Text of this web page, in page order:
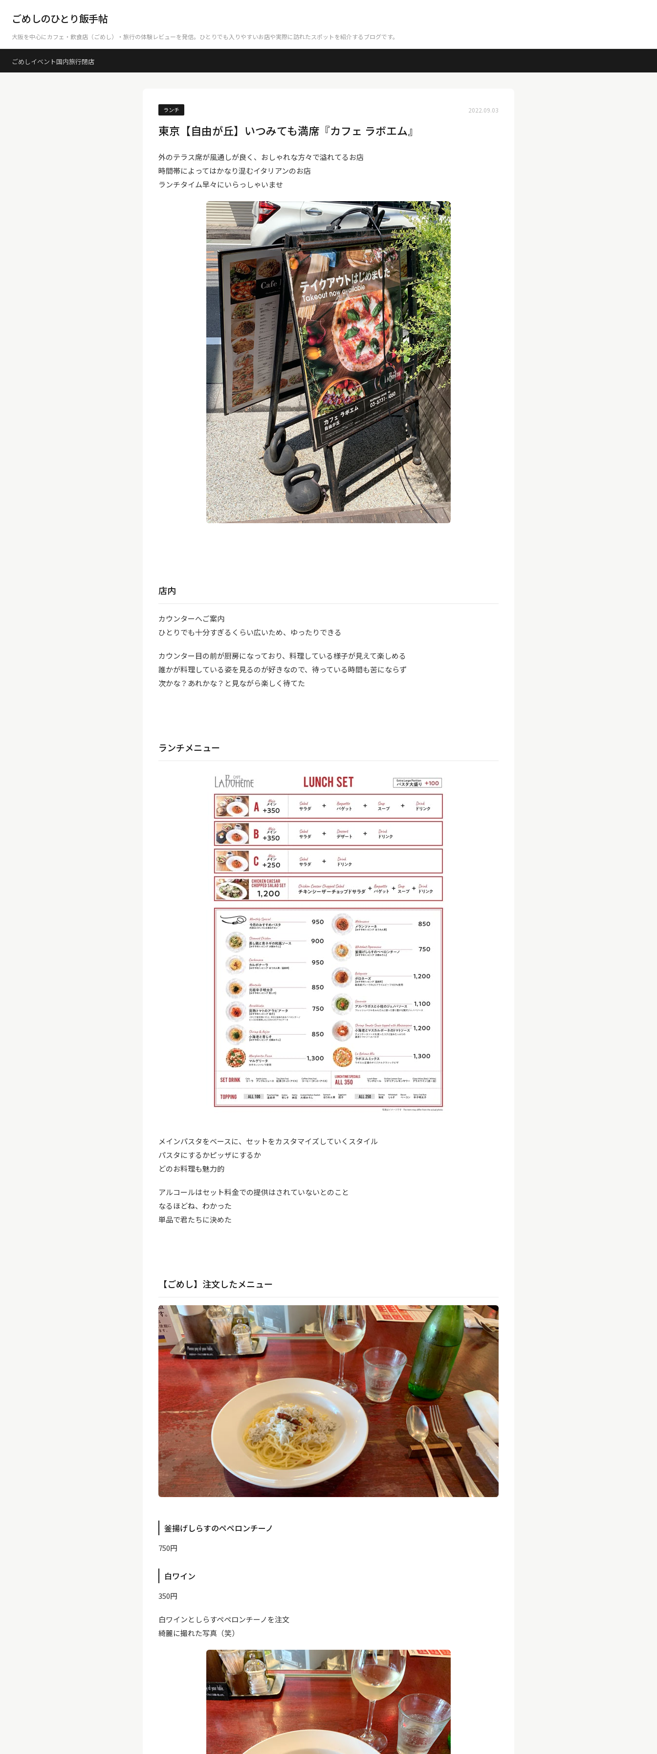
ごめしのひとり飯手帖
大阪を中心にカフェ・飲食店（ごめし）・旅行の体験レビューを発信。ひとりでも入りやすいお店や実際に訪れたスポットを紹介するブログです。
ごめしイベント国内旅行閉店
ランチ 2022.09.03
東京【自由が丘】いつみても満席『カフェ ラボエム』
外のテラス席が風通しが良く、おしゃれな方々で溢れてるお店
時間帯によってはかなり混むイタリアンのお店
ランチタイム早々にいらっしゃいませ
店内
カウンターへご案内
ひとりでも十分すぎるくらい広いため、ゆったりできる
カウンター目の前が厨房になっており、料理している様子が見えて楽しめる
誰かが料理している姿を見るのが好きなので、待っている時間も苦にならず
次かな？あれかな？と見ながら楽しく待てた
ランチメニュー
メインパスタをベースに、セットをカスタマイズしていくスタイル
パスタにするかピッザにするか
どのお料理も魅力的
アルコールはセット料金での提供はされていないとのこと
なるほどね、わかった
単品で君たちに決めた
【ごめし】注文したメニュー
釜揚げしらすのペペロンチーノ
750円
白ワイン
350円
白ワインとしらすペペロンチーノを注文
綺麗に撮れた写真（笑）